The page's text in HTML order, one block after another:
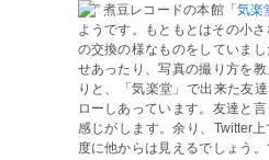
煮豆レコードの本館「 気楽
ようです。もともとはその小
の交換の様なものをしていま
せあったり、写真の撮り方を
りと、「気楽堂」で出来た友
ローしあっています。友達と
感じがします。余り、Twitter
度に他からは見えるでしょう